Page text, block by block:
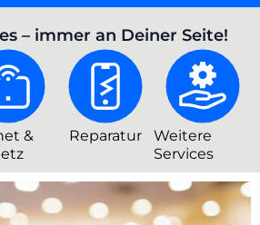
– immer an Deiner Seite!
&
Reparatur
Weitere
Services